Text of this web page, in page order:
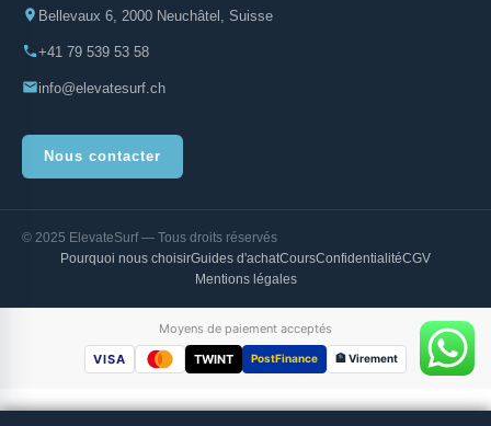
Bellevaux 6, 2000 Neuchâtel, Suisse
+41 79 539 53 58
info@elevatesurf.ch
Nous contacter
© 2025 ElevateSurf — Tous droits réservés
Pourquoi nous choisirGuides d'achatCoursConfidentialitéCGV
Mentions légales
Moyens de paiement acceptés
VISA
TWINT PostFinance 🏦 Virement